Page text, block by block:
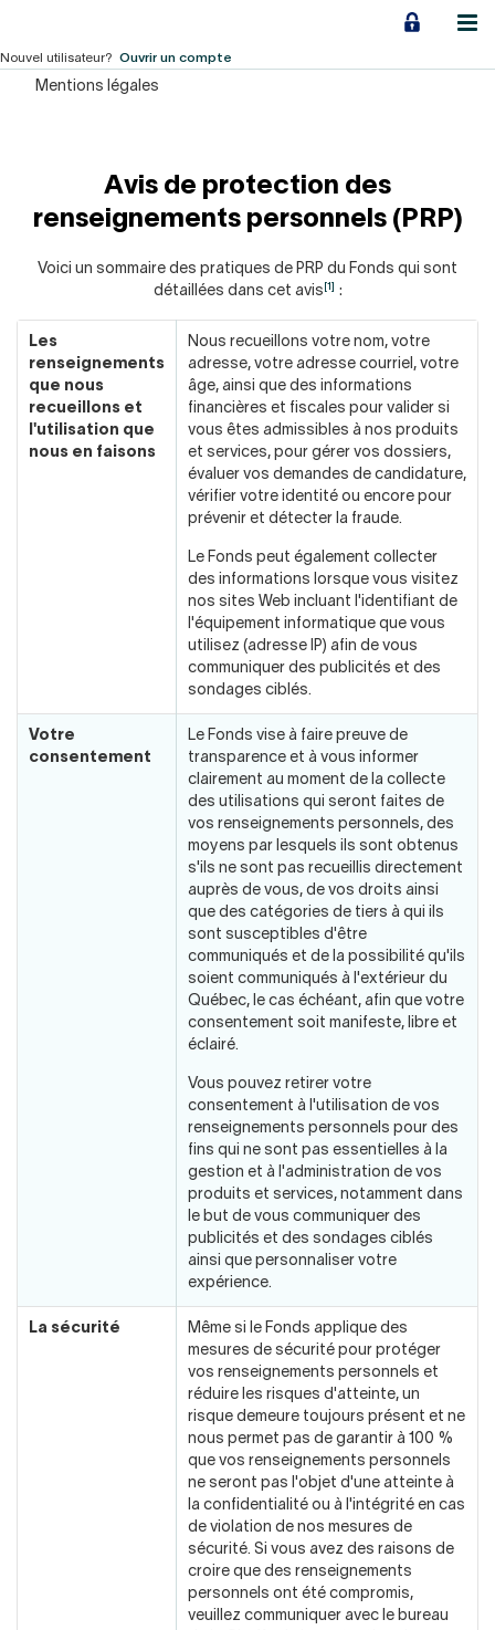
contenu
Financement d'entreprise
LIENS RAPIDES
Accueil Carrière
Salle de presse
Nouvel utilisateur? Ouvrir un compte
Mentions légales
Avis de protection des
renseignements personnels (PRP)
Voici un sommaire des pratiques de PRP du Fonds qui sont
détaillées dans cet avis
:
Les
renseignements
que nous
recueillons et
l'utilisation que
nous en faisons
Nous recueillons votre nom, votre
adresse, votre adresse courriel, votre
âge, ainsi que des informations
financières et fiscales pour valider si
vous êtes admissibles à nos produits
et services, pour gérer vos dossiers,
évaluer vos demandes de candidature,
vérifier votre identité ou encore pour
prévenir et détecter la fraude.
Le Fonds peut également collecter
des informations lorsque vous visitez
nos sites Web incluant l'identifiant de
l'équipement informatique que vous
utilisez (adresse IP) afin de vous
communiquer des publicités et des
sondages ciblés.
Votre
consentement
Le Fonds vise à faire preuve de
transparence et à vous informer
clairement au moment de la collecte
des utilisations qui seront faites de
vos renseignements personnels, des
moyens par lesquels ils sont obtenus
s'ils ne sont pas recueillis directement
auprès de vous, de vos droits ainsi
que des catégories de tiers à qui ils
sont susceptibles d'être
communiqués et de la possibilité qu'ils
soient communiqués à l'extérieur du
Québec, le cas échéant, afin que votre
consentement soit manifeste, libre et
éclairé.
Vous pouvez retirer votre
consentement à l'utilisation de vos
renseignements personnels pour des
fins qui ne sont pas essentielles à la
gestion et à l'administration de vos
produits et services, notamment dans
le but de vous communiquer des
publicités et des sondages ciblés
ainsi que personnaliser votre
expérience.
La sécurité
Même si le Fonds applique des
mesures de sécurité pour protéger
vos renseignements personnels et
réduire les risques d'atteinte, un
risque demeure toujours présent et ne
nous permet pas de garantir à 100 %
que vos renseignements personnels
ne seront pas l'objet d'une atteinte à
la confidentialité ou à l'intégrité en cas
de violation de nos mesures de
sécurité. Si vous avez des raisons de
croire que des renseignements
personnels ont été compromis,
veuillez communiquer avec le bureau